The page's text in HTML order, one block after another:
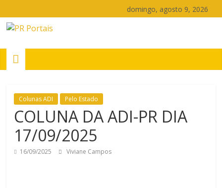
para
domingo, agosto 9, 2026
PR
Portais
Portal
de
notícias
do
Paraná
Colunas ADI Pelo Estado
COLUNA DA ADI-PR DIA
17/09/2025
16/09/2025 Viviane Campos